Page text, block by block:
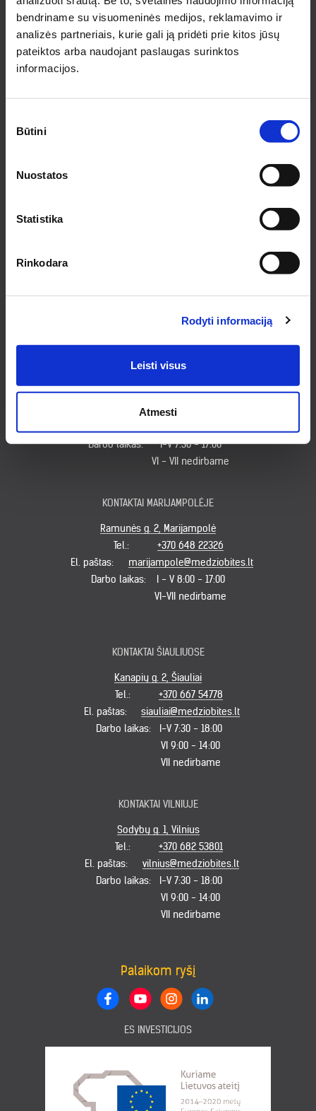
bendriname su visuomeninės medijos, reklamavimo ir
analizės partneriais, kurie gali ją pridėti prie kitos jūsų
pateiktos arba naudojant paslaugas surinktos
informacijos.
pasirinkimas
Būtini
Nuostatos
Statistika
Rinkodara
Rodyti informaciją
Leisti visus
Atmesti
PRENUMERUOTI
VII nedirbame
KONTAKTAI KLAIPĖDOJE
Minijos g. 179, Klaipėda
+370 620 49931
Darbo laikas:
I-V 7:30 - 17:00
VI - VII nedirbame
KONTAKTAI MARIJAMPOLĖJE
Ramunės g. 2, Marijampolė
Tel.:
+370 648 22326
El. paštas:
marijampole@medziobites.lt
Darbo laikas:
I - V 8:00 - 17:00
VI-VII nedirbame
KONTAKTAI ŠIAULIUOSE
Kanapių g. 2, Šiauliai
Tel.:
+370 667 54778
El. paštas:
siauliai@medziobites.lt
Darbo laikas:
I-V 7:30 - 18:00
VI 9:00 - 14:00
VII nedirbame
KONTAKTAI VILNIUJE
Sodybų g. 1, Vilnius
Tel.:
+370 682 53801
El. paštas:
vilnius@medziobites.lt
Darbo laikas:
I-V 7:30 - 18:00
VI 9:00 - 14:00
VII nedirbame
Palaikom ryšį
ES INVESTICIJOS